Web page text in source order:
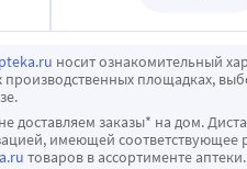
носит ознакомительный
площадках,
доставляем заказы* на дом.
имеющей
товаров в ассортименте